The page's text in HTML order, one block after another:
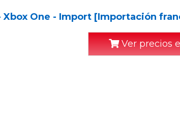
Xbox One - Import [Importación
Ver precios